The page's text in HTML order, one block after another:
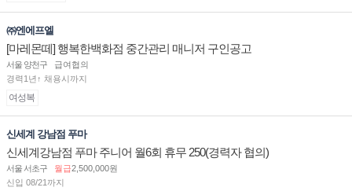
㈜엔에프엘
[마레몬떼] 행복한백화점 중간관리 매니저 구인공고
서울 양천구
급여협의
경력1년↑ 채용시까지
여성복
신세계 강남점 푸마
신세계강남점 푸마 주니어 월6회 휴무 250(경력자 협의)
서울 서초구 월급2,500,000원
신입 08/21까지